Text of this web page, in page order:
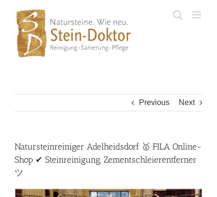
content
Previous Next
Natursteinreiniger Adelheidsdorf 🥇 FILA Online-
Shop ✔ Steinreinigung, Zementschleierentferner
ツ